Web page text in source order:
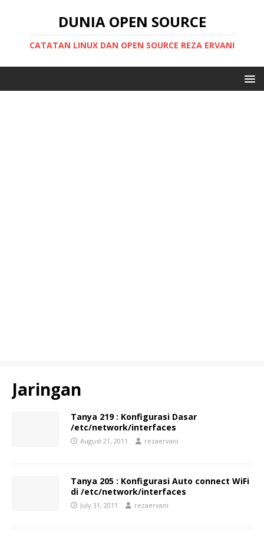
DUNIA OPEN SOURCE
CATATAN LINUX DAN OPEN SOURCE REZA ERVANI
Jaringan
Tanya 219 : Konfigurasi Dasar
/etc/network/interfaces
August 21, 2011 rezaervani
Tanya 205 : Konfigurasi Auto connect WiFi
di /etc/network/interfaces
July 31, 2011 rezaervani